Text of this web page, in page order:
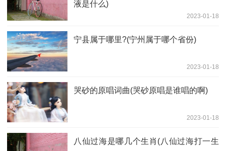
液是什么)
2023-01-18
宁县属于哪里?(宁州属于哪个省份)
2023-01-18
哭砂的原唱词曲(哭砂原唱是谁唱的啊)
2023-01-18
八仙过海是哪几个生肖(八仙过海打一生